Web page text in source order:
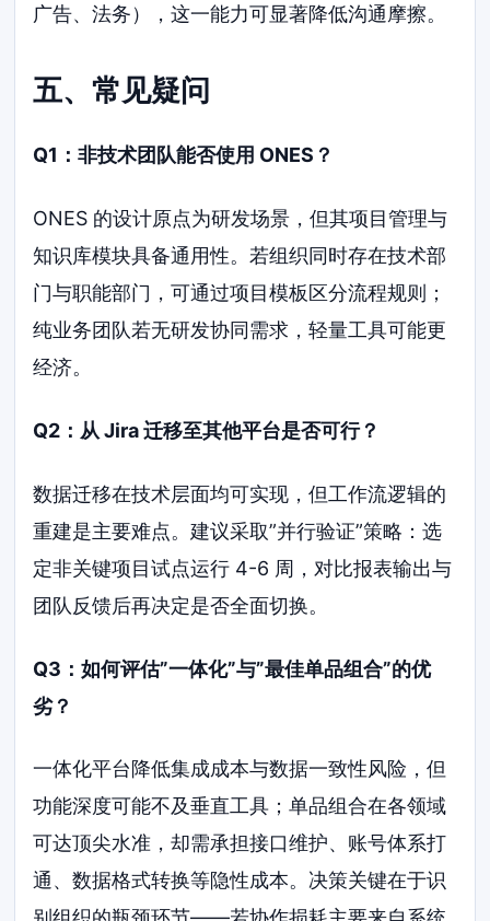
广告、法务），这一能力可显著降低沟通摩擦。
五、常见疑问
Q1：非技术团队能否使用 ONES？
ONES 的设计原点为研发场景，但其项目管理与
知识库模块具备通用性。若组织同时存在技术部
门与职能部门，可通过项目模板区分流程规则；
纯业务团队若无研发协同需求，轻量工具可能更
经济。
Q2：从 Jira 迁移至其他平台是否可行？
数据迁移在技术层面均可实现，但工作流逻辑的
重建是主要难点。建议采取”并行验证”策略：选
定非关键项目试点运行 4-6 周，对比报表输出与
团队反馈后再决定是否全面切换。
Q3：如何评估”一体化”与”最佳单品组合”的优
劣？
一体化平台降低集成成本与数据一致性风险，但
功能深度可能不及垂直工具；单品组合在各领域
可达顶尖水准，却需承担接口维护、账号体系打
通、数据格式转换等隐性成本。决策关键在于识